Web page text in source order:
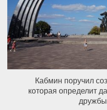
Кабмин поручил
которая определит